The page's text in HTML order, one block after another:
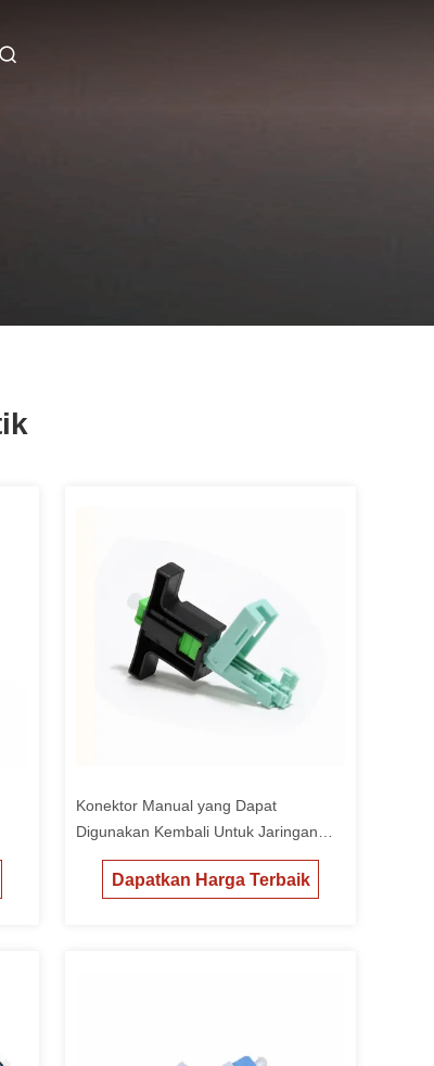
Konektor Manual yang Dapat
Digunakan Kembali Untuk Jaringan
FTTH Standar SC yang Dipoles
APC/UPCDapatkan Harga Terbaik